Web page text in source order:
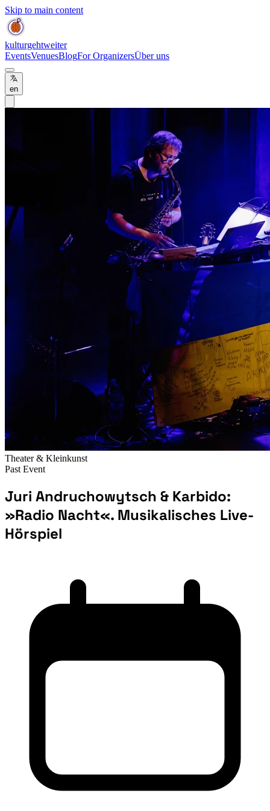
Skip to main content
kulturgehtweiter
EventsVenuesBlogFor OrganizersÜber uns
en
Theater & Kleinkunst
Past Event
Juri Andruchowytsch & Karbido:
»Radio Nacht«. Musikalisches Live-
Hörspiel